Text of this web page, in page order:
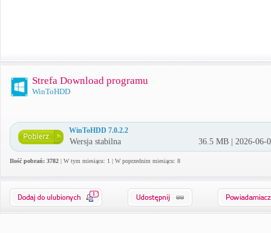
Strefa Download programu
WinToHDD
WinToHDD 7.0.2.2
Wersja stabilna 36.5 MB | 2026-06-
Ilość pobrań: 3782 | W tym miesiącu: 1 | W poprzednim miesiącu: 8
1